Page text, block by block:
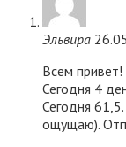
Эльвира
Всем привет!
Сегодня 4
Сегодня
ощущаю).